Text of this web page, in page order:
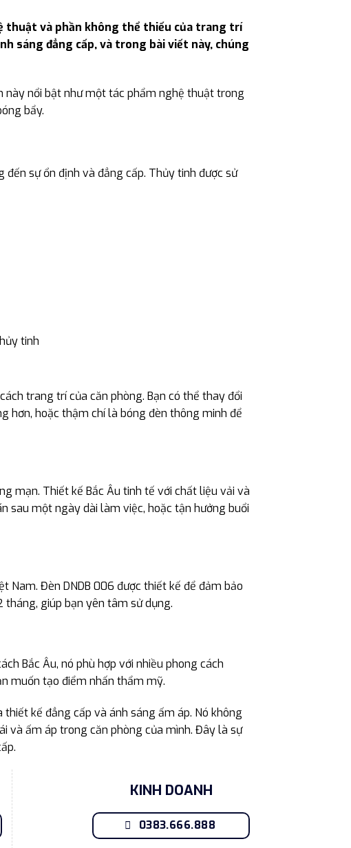
thuật và phần không thể thiếu của trang trí
sáng đẳng cấp, và trong bài viết này, chúng
này nổi bật như một tác phẩm nghệ thuật trong
bẩy.
sự ổn định và đẳng cấp. Thủy tinh được sử
tinh
trang trí của căn phòng. Bạn có thể thay đổi
hơn, hoặc thậm chí là bóng đèn thông minh để
mạn. Thiết kế Bắc Âu tinh tế với chất liệu vải và
sau một ngày dài làm việc, hoặc tận hưởng buổi
Nam. Đèn DNDB 006 được thiết kế để đảm bảo
tháng, giúp bạn yên tâm sử dụng.
Bắc Âu, nó phù hợp với nhiều phong cách
muốn tạo điểm nhấn thẩm mỹ.
kế đẳng cấp và ánh sáng ấm áp. Nó không
và ấm áp trong căn phòng của mình. Đây là sự
KINH DOANH
0383.666.888